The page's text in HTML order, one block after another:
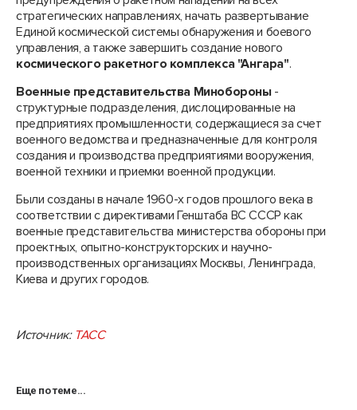
стратегических направлениях, начать развертывание
Единой космической системы обнаружения и боевого
управления, а также завершить создание нового
космического ракетного комплекса "Ангара".
Военные представительства Минобороны -
структурные подразделения, дислоцированные на
предприятиях промышленности, содержащиеся за счет
военного ведомства и предназначенные для контроля
создания и производства предприятиями вооружения,
военной техники и приемки военной продукции.
Были созданы в начале 1960-х годов прошлого века в
соответствии с директивами Генштаба ВС СССР как
военные представительства министерства обороны при
проектных, опытно-конструкторских и научно-
производственных организациях Москвы, Ленинграда,
Киева и других городов.
Источник: ТАСС
Еще по теме...